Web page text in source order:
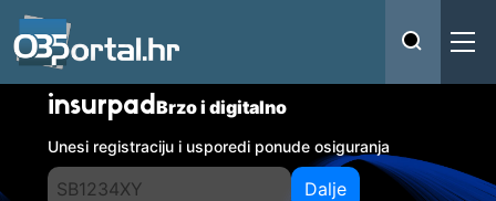
insurpadBrzo i digitalno
Unesi registraciju i usporedi ponude osiguranja
Dalje